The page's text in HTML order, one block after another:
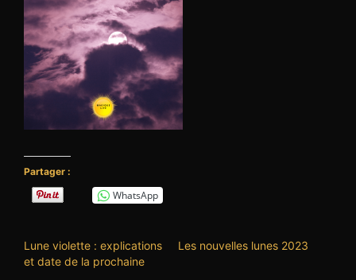
Partager :
WhatsApp
Lune violette : explications
et date de la prochaine
Les nouvelles lunes 2023